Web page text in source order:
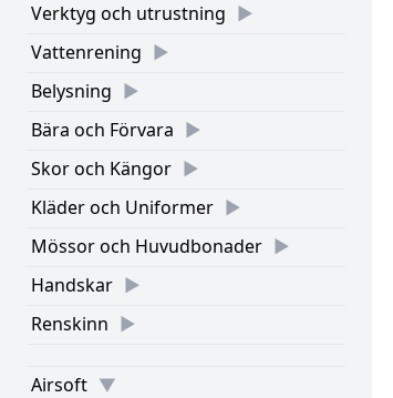
Verktyg och utrustning
Vattenrening
Belysning
Bära och Förvara
Skor och Kängor
Kläder och Uniformer
Mössor och Huvudbonader
Handskar
Renskinn
Airsoft